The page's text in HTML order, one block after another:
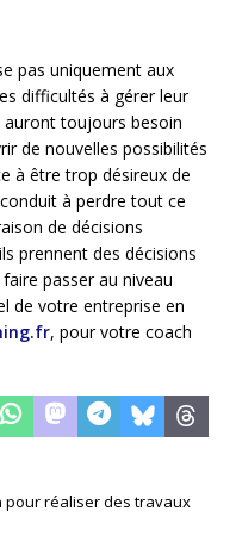
pas uniquement aux
difficultés à gérer leur
auront toujours besoin
de nouvelles possibilités
à être trop désireux de
à perdre tout ce
de décisions
prennent des décisions
passer au niveau
de votre entreprise en
, pour votre coach
pour réaliser des travaux